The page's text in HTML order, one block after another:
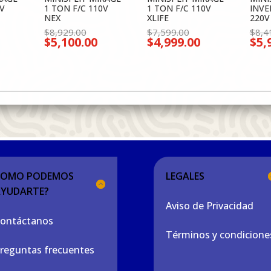
1 TON F/C 110V
NEX
$8,929.00El
precio
$5,100.00El
1 TON F/C 110V
XLIFE
$7,599.00El
precio
$4,999.00El
$
$
PODEMOS
frecuentes
LEGALES
Aviso de Privacidad
Términos y